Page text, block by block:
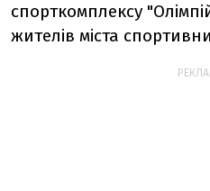
спорткомплексу
жителів міста